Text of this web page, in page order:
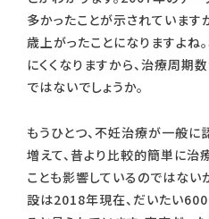
多かったことが示されています
歳上がったことになりますよ
にくくなりますから、治療周期
ではないでしょうか。
もうひとつ、不妊治療が一般に
増えて、昔より比較的簡単に治
ことも影響しているのではない
設は2018年現在、だいたい